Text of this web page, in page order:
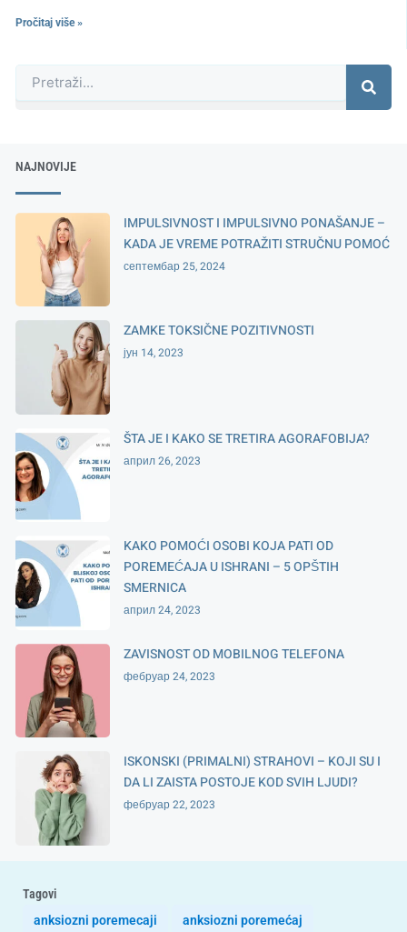
Pročitaj više »
NAJNOVIJE
IMPULSIVNOST I IMPULSIVNO PONAŠANJE –
KADA JE VREME POTRAŽITI STRUČNU POMOĆ
септембар 25, 2024
ZAMKE TOKSIČNE POZITIVNOSTI
јун 14, 2023
ŠTA JE I KAKO SE TRETIRA AGORAFOBIJA?
април 26, 2023
KAKO POMOĆI OSOBI KOJA PATI OD
POREMEĆAJA U ISHRANI – 5 OPŠTIH
SMERNICA
април 24, 2023
ZAVISNOST OD MOBILNOG TELEFONA
фебруар 24, 2023
ISKONSKI (PRIMALNI) STRAHOVI – KOJI SU I
DA LI ZAISTA POSTOJE KOD SVIH LJUDI?
фебруар 22, 2023
Tagovi
anksiozni poremecaji
anksiozni poremećaj